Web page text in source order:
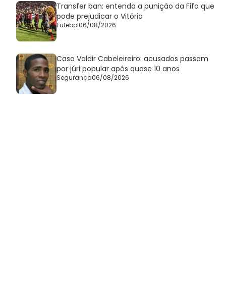
Transfer ban: entenda a punição da Fifa que
pode prejudicar o Vitória
Futebol06/08/2026
Caso Valdir Cabeleireiro: acusados passam
por júri popular após quase 10 anos
Segurança06/08/2026